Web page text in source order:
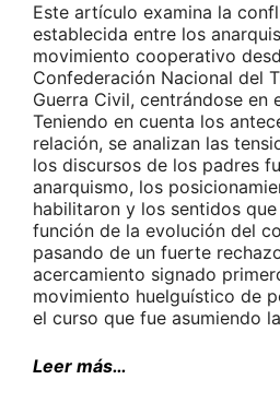
Este artículo examina la
establecida entre los
movimiento cooperativo
Confederación Nacional del
Guerra Civil, centrándose en
Teniendo en cuenta los
relación, se analizan las
los discursos de los padres
anarquismo, los
habilitaron y los sentidos
función de la evolución del
pasando de un fuerte
acercamiento signado
movimiento huelguístico de
el curso que fue asumiendo
Leer más…